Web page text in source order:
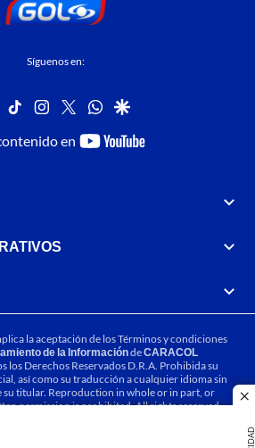
Síguenos en:
facebook
tiktok instagram
twitterwhatsapp
google
en
youtube-
la aceptación de losTérminos y condiciones
de la InformacióndeCARACOL
los Derechos Reservados D.R.A. Prohibida su
así como su traducción a cualquier idioma sin
titular. Reproduction in whole or in part, or
permission is prohibited. All rights reserved